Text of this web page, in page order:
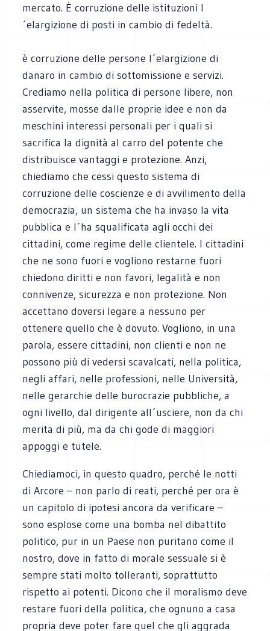
mercato. È corruzione delle istituzioni l
´elargizione di posti in cambio di fedeltà.
è corruzione delle persone l´elargizione di
danaro in cambio di sottomissione e servizi.
Crediamo nella politica di persone libere, non
asservite, mosse dalle proprie idee e non da
meschini interessi personali per i quali si
sacrifica la dignità al carro del potente che
distribuisce vantaggi e protezione. Anzi,
chiediamo che cessi questo sistema di
corruzione delle coscienze e di avvilimento della
democrazia, un sistema che ha invaso la vita
pubblica e l´ha squalificata agli occhi dei
cittadini, come regime delle clientele. I cittadini
che ne sono fuori e vogliono restarne fuori
chiedono diritti e non favori, legalità e non
connivenze, sicurezza e non protezione. Non
accettano doversi legare a nessuno per
ottenere quello che è dovuto. Vogliono, in una
parola, essere cittadini, non clienti e non ne
possono più di vedersi scavalcati, nella politica,
negli affari, nelle professioni, nelle Università,
nelle gerarchie delle burocrazie pubbliche, a
ogni livello, dal dirigente all´usciere, non da chi
merita di più, ma da chi gode di maggiori
appoggi e tutele.
Chiediamoci, in questo quadro, perché le notti
di Arcore – non parlo di reati, perché per ora è
un capitolo di ipotesi ancora da verificare –
sono esplose come una bomba nel dibattito
politico, pur in un Paese non puritano come il
nostro, dove in fatto di morale sessuale si è
sempre stati molto tolleranti, soprattutto
rispetto ai potenti. Dicono che il moralismo deve
restare fuori della politica, che ognuno a casa
propria deve poter fare quel che gli aggrada